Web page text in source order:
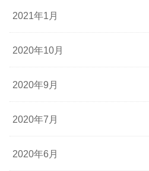
2021年1月
2020年10月
2020年9月
2020年7月
2020年6月